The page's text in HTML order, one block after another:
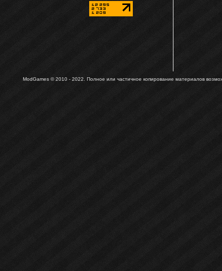
ModGames © 2010 - 2022. Полное или частичное копирование материалов